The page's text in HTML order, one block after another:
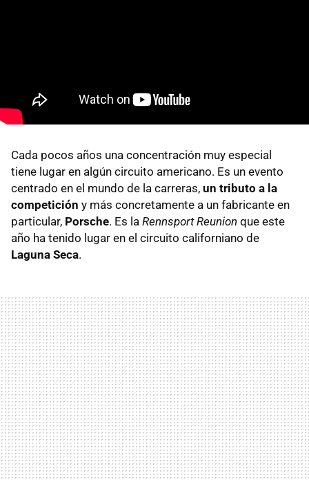
Cada pocos años una concentración muy especial
tiene lugar en algún circuito americano. Es un evento
centrado en el mundo de la carreras, un tributo a la
competición y más concretamente a un fabricante en
particular, Porsche. Es la Rennsport Reunion que este
año ha tenido lugar en el circuito californiano de
Laguna Seca.